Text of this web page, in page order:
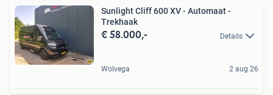
Sunlight Cliff 600 XV - Automaat -
Trekhaak
€ 58.000,- Details
Wolvega 2 aug 26